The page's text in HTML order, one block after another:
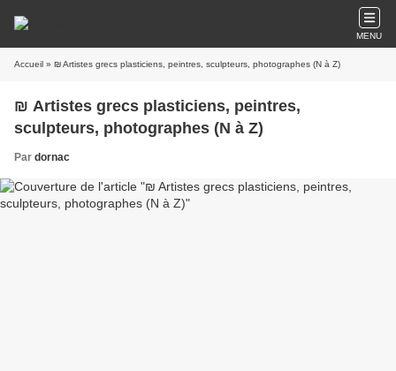
MENU
Accueil » ₪ Artistes grecs plasticiens, peintres, sculpteurs, photographes (N à Z)
₪ Artistes grecs plasticiens, peintres,
sculpteurs, photographes (N à Z)
Par dornac